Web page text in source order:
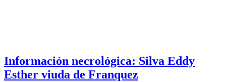
Información necrológica: Silva Eddy
Esther viuda de Franquez